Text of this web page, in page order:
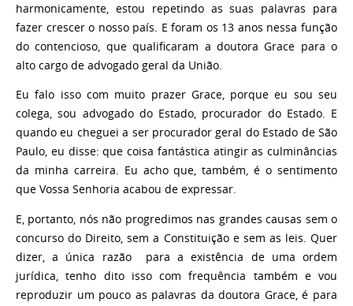
harmonicamente, estou repetindo as suas palavras para
fazer crescer o nosso país. E foram os 13 anos nessa função
do contencioso, que qualificaram a doutora Grace para o
alto cargo de advogado geral da União.
Eu falo isso com muito prazer Grace, porque eu sou seu
colega, sou advogado do Estado, procurador do Estado. E
quando eu cheguei a ser procurador geral do Estado de São
Paulo, eu disse: que coisa fantástica atingir as culminâncias
da minha carreira. Eu acho que, também, é o sentimento
que Vossa Senhoria acabou de expressar.
E, portanto, nós não progredimos nas grandes causas sem o
concurso do Direito, sem a Constituição e sem as leis. Quer
dizer, a única razão para a existência de uma ordem
jurídica, tenho dito isso com frequência também e vou
reproduzir um pouco as palavras da doutora Grace, é para